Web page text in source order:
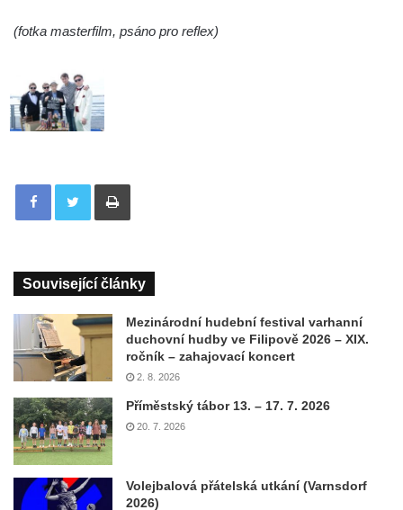
(fotka masterfilm, psáno pro reflex)
Tisknout
Související články
Mezinárodní hudební festival varhanní
duchovní hudby ve Filipově 2026 – XIX.
ročník – zahajovací koncert
2. 8. 2026
Příměstský tábor 13. – 17. 7. 2026
20. 7. 2026
Volejbalová přátelská utkání (Varnsdorf
2026)